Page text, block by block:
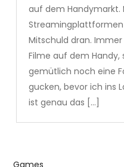
auf dem Handymarkt.
Streamingplattformen
Mitschuld dran.
Filme auf dem Handy,
gemütlich noch eine
gucken, bevor ich ins
ist genau das […]
Games